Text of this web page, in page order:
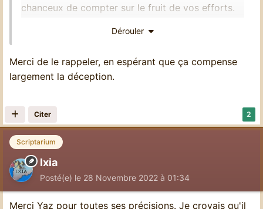
chanceux de compter sur le fruit de vos efforts.
Dérouler
Merci de le rappeler, en espérant que ça compense
largement la déception.
2
Citer
Scriptarium
Ixia
Posté(e) le 28 Novembre 2022 à 01:34
Merci Yaz pour toutes ses précisions. Je croyais qu'il